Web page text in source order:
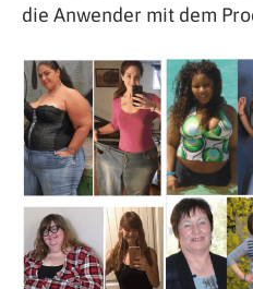
die Anwender mit dem